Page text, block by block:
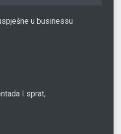
u businessu
I sprat,